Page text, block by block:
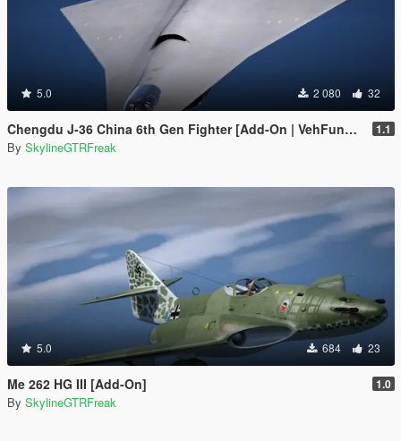
5.0 2 080 32
Chengdu J-36 China 6th Gen Fighter [Add-On | VehFuncs V] 1.1
By SkylineGTRFreak
5.0 684 23
Me 262 HG III [Add-On] 1.0
By SkylineGTRFreak